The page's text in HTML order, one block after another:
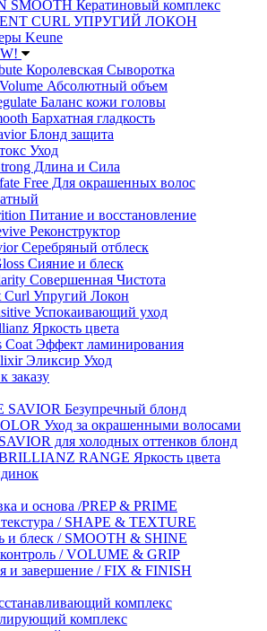
SMOOTH Кератиновый комплекс
CURL УПРУГИЙ ЛОКОН
Keune
Королевская Сыворотка
Абсолютный объем
Баланс кожи головы
Бархатная гладкость
Блонд защита
Уход
Длина и Сила
Free Для окрашенных волос
Питание и восстановление
Реконструктор
Серебряный отблеск
Сияние и блеск
Совершенная Чистота
Curl Упругий Локон
Успокаивающий уход
Яркость цвета
Coat Эффект ламинирования
Эликсир Уход
заказу
SAVIOR Безупречный блонд
Уход за окрашенными волосами
для холодных оттенков блонд
RANGE Яркость цвета
и основа /PREP & PRIME
/ SHAPE & TEXTURE
и блеск / SMOOTH & SHINE
/ VOLUME & GRIP
и завершение / FIX & FINISH
комплекс
комплекс